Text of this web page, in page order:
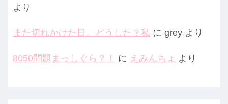
より
また切れかけた日。どうした？私 に grey より
8050問題まっしぐら？！ に えみんちょ より